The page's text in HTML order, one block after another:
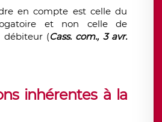
en compte est celle du
et non celle de
débiteur (Cass. com., 3 avr.
inhérentes à la